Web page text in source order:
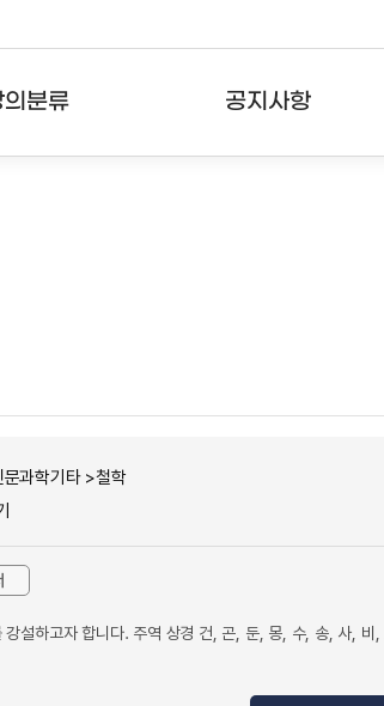
의분류 공지사항
과학기타 >철학
설하고자 합니다. 주역 상경 건, 곤, 둔, 몽, 수, 송, 사,